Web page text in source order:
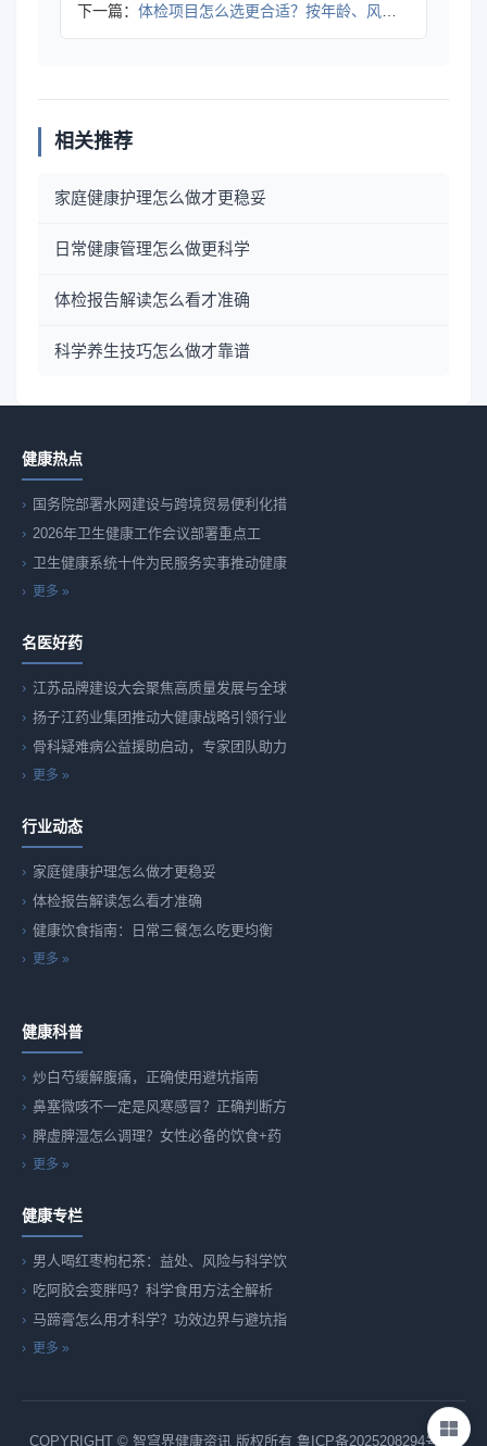
下一篇： 体检项目怎么选更合适？按年龄、风险和需求做判断
相关推荐
家庭健康护理怎么做才更稳妥
日常健康管理怎么做更科学
体检报告解读怎么看才准确
科学养生技巧怎么做才靠谱
健康热点
国务院部署水网建设与跨境贸易便利化措
2026年卫生健康工作会议部署重点工
卫生健康系统十件为民服务实事推动健康
更多 »
名医好药
江苏品牌建设大会聚焦高质量发展与全球
扬子江药业集团推动大健康战略引领行业
骨科疑难病公益援助启动，专家团队助力
更多 »
行业动态
家庭健康护理怎么做才更稳妥
体检报告解读怎么看才准确
健康饮食指南：日常三餐怎么吃更均衡
更多 »
健康科普
炒白芍缓解腹痛，正确使用避坑指南
鼻塞微咳不一定是风寒感冒？正确判断方
脾虚脾湿怎么调理？女性必备的饮食+药
更多 »
健康专栏
男人喝红枣枸杞茶：益处、风险与科学饮
吃阿胶会变胖吗？科学食用方法全解析
马蹄膏怎么用才科学？功效边界与避坑指
更多 »
COPYRIGHT © 智穹界健康资讯 版权所有 鲁ICP备2025208294号-82